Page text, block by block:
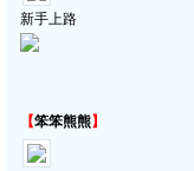
新手上路
【笨笨熊熊】